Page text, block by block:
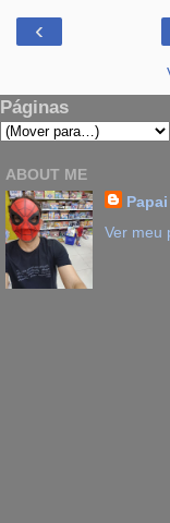
‹
Páginas
ABOUT ME
Ver meu